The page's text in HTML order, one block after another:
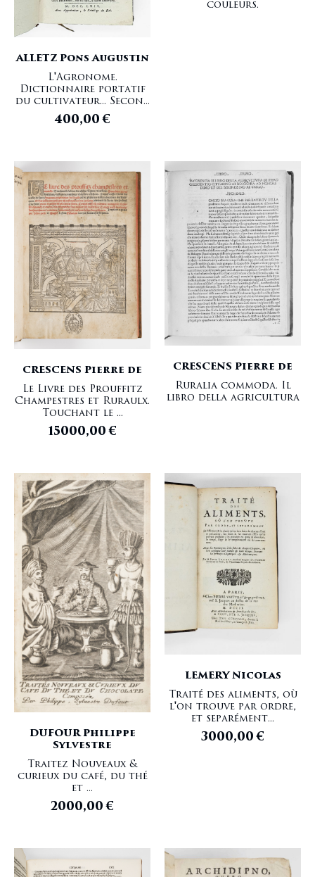
ALLETZ Pons Augustin
L'Agronome.
Dictionnaire portatif
du cultivateur... Secon...
400,00€
couleurs.
CRESCENS Pierre de
Le Livre des Prouffitz
Champestres et Ruraulx.
Touchant le ...
15000,00€
CRESCENS Pierre de
Ruralia commoda. Il
libro della agricultura
DUFOUR Philippe
Sylvestre
Traitez Nouveaux &
curieux du café, du thé
et ...
2000,00€
LEMERY Nicolas
Traité des aliments, où
l'on trouve par ordre,
et separément...
3000,00€